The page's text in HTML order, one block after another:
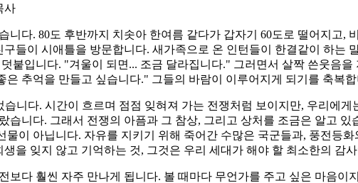
사
니다. 80도 후반까지 치솟아 한여름 같다가 갑자기 60도로 떨어지고,
들이 시애틀을 방문합니다. 새가족으로 온 인턴들이 한결같이 하는
붙입니다. "겨울이 되면... 조금 달라집니다." 그러면서 살짝 쓴웃음
은 추억을 만들고 싶습니다." 그들의 바람이 이루어지게 되기를 축복
습니다. 시간이 흐르며 점점 잊혀져 가는 전쟁처럼 보이지만, 우리에
습니다. 그래서 전쟁의 아픔과 그 참상, 그리고 상처를 조금은 알고
물이 아닙니다. 자유를 지키기 위해 죽어간 수많은 국군들과, 풍전등
을 잊지 않고 기억하는 것, 그것은 우리 세대가 해야 할 최소한의 감
보다 훨씬 자주 만나게 됩니다. 볼 때마다 무언가를 주고 싶은 마음